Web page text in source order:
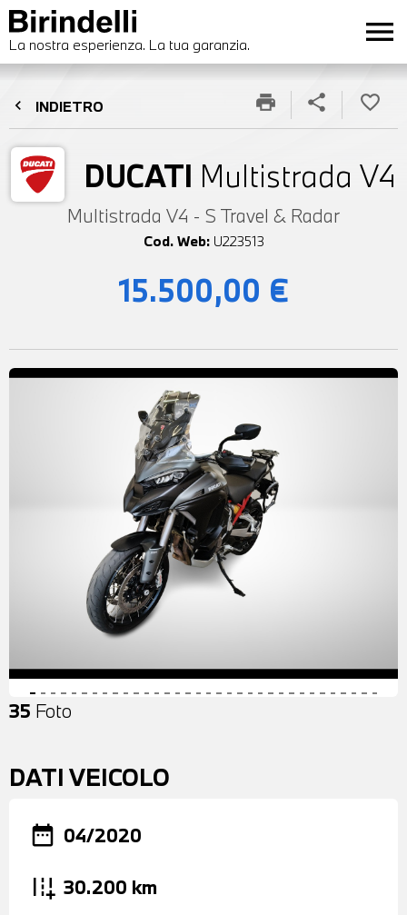
La nostra esperienza. La tua garanzia. menu
chevron_left INDIETRO
DUCATI Multistrada V4
Multistrada V4 - S Travel & Radar
Cod. Web: U223513
print share favorite_border
15.500,00 €
35 Foto
DATI VEICOLO
date_range 04/2020
add_road 30.200 km